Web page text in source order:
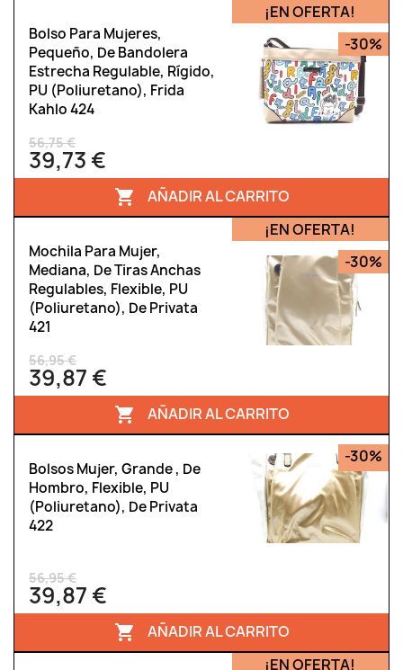
Bolso Para Mujeres,
Pequeño, De Bandolera
Estrecha Regulable, Rígido,
PU (poliuretano), Frida
Kahlo 424
56,75 €
39,73 €
¡EN OFERTA!
-30%
 AÑADIR AL CARRITO
Mochila Para Mujer,
Mediana, De Tiras Anchas
Regulables, Flexible, PU
(poliuretano), De Privata
421
56,95 €
39,87 €
¡EN OFERTA!
-30%
 AÑADIR AL CARRITO
Bolsos Mujer, Grande , De
Hombro, Flexible, PU
(poliuretano), De Privata
422
56,95 €
39,87 €
-30%
 AÑADIR AL CARRITO
¡EN OFERTA!